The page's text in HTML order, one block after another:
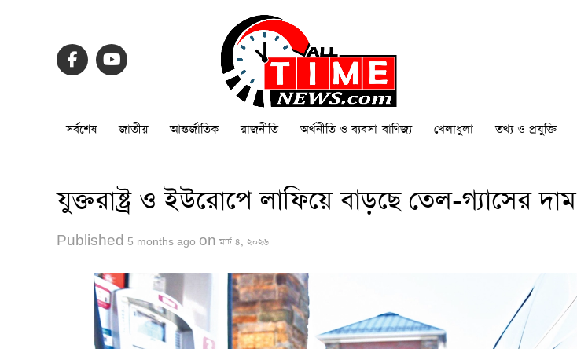
সর্বশেষ জাতীয় আন্তর্জাতিক রাজনীতি অর্থনীতি ও ব্যবসা-বাণিজ্য খেলাধুলা তথ্য ও প্রযুক্তি
যুক্তরাষ্ট্র ও ইউরোপে লাফিয়ে বাড়ছে তেল-গ্যাসের দাম
Published 5 months ago on মার্চ ৪, ২০২৬